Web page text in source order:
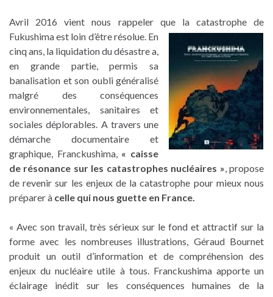
Avril 2016 vient nous rappeler que la catastrophe de
Fukushima est loin d’être résolue. En
cinq ans, la liquidation du désastre a,
en grande partie, permis sa
banalisation et son oubli généralisé
malgré des conséquences
environnementales, sanitaires et
sociales déplorables. A travers une
démarche documentaire et
graphique, Franckushima, « caisse
de résonance sur les catastrophes nucléaires », propose
de revenir sur les enjeux de la catastrophe pour mieux nous
préparer à celle qui nous guette en France.
« Avec son travail, très sérieux sur le fond et attractif sur la
forme avec les nombreuses illustrations, Géraud Bournet
produit un outil d’information et de compréhension des
enjeux du nucléaire utile à tous. Franckushima apporte un
éclairage inédit sur les conséquences humaines de la